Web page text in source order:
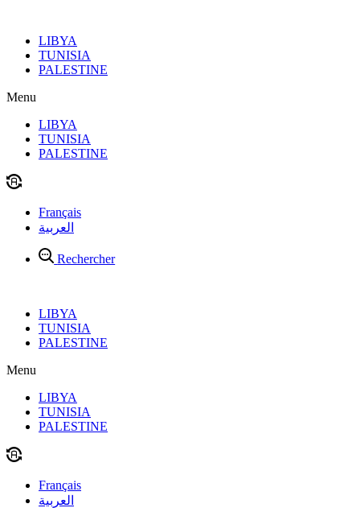
contenuLIBYA
TUNISIA
PALESTINE
Menu
LIBYA
TUNISIA
PALESTINE
Français
العربية
Rechercher
LIBYA
TUNISIA
PALESTINE
Menu
LIBYA
TUNISIA
PALESTINE
Français
العربية